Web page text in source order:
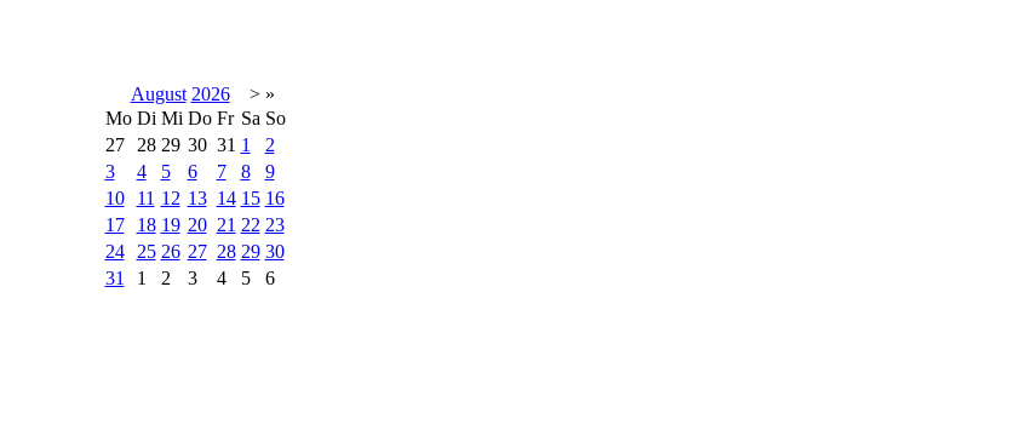
August 2026 > »
Mo Di Mi Do Fr Sa So
27
28 29 30 31 1
2
3
4 5 6 7 8
9
10
11 12 13 14 15 16
17
18 19 20 21 22 23
24
25 26 27 28 29 30
31
1 2 3 4 5 6